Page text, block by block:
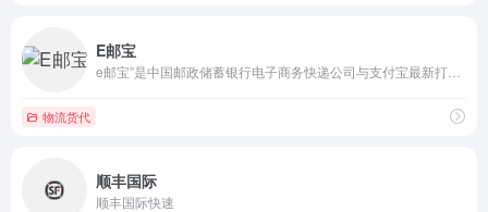
E邮宝
物流货代
顺丰国际
顺丰国际快速